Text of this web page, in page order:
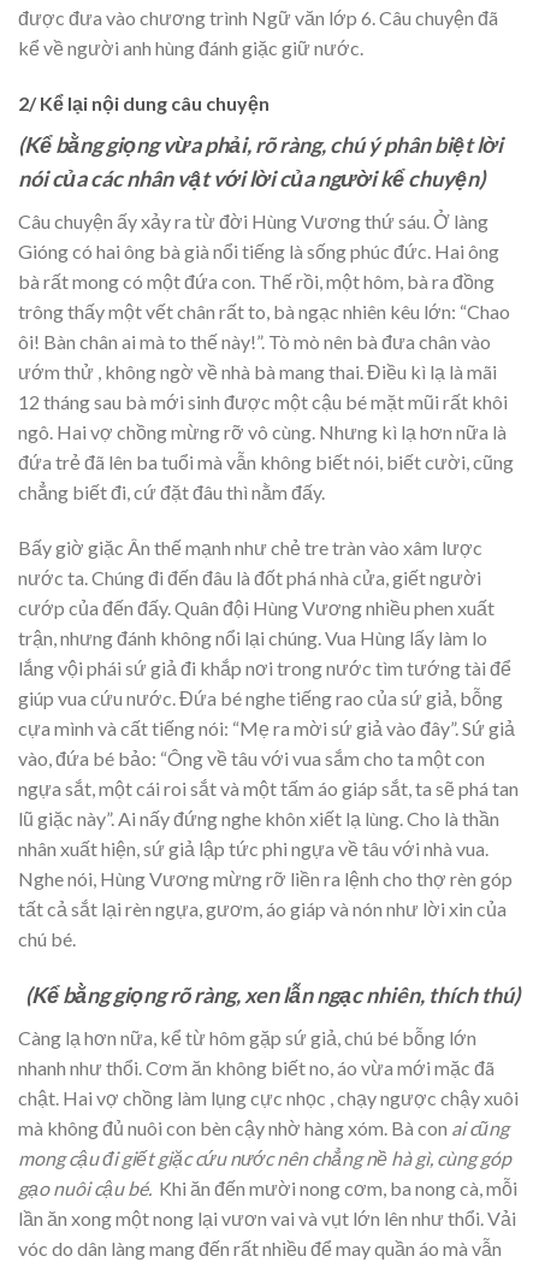
được đưa vào chương trình Ngữ văn lớp 6. Câu chuyện đã
kể về người anh hùng đánh giặc giữ nước.
2/ Kể lại nội dung câu chuyện
(Kể bằng giọngvừa phải,rõ ràng, chú ý phân biệt lời
nói của các nhân vật với lời của người kể chuyện)
Câu chuyện ấy xảy ra từ đời Hùng Vương thứ sáu. Ở làng
Gióng có hai ông bà già nổi tiếng là sống phúc đức. Hai ông
bà rất mong có một đứa con. Thế rồi, một hôm, bà ra đồng
trông thấy một vết chân rất to, bà ngạc nhiên kêu lớn: “Chao
ôi! Bàn chân ai mà to thế này!”. Tò mò nên bà đưa chân vào
ướm thử , không ngờ về nhà bà mang thai. Điều kì lạ là mãi
12 tháng sau bà mới sinh được một cậu bé mặt mũi rất khôi
ngô. Hai vợ chồng mừng rỡ vô cùng. Nhưng kì lạ hơn nữa là
đứa trẻ đã lên ba tuổi mà vẫn không biết nói, biết cười, cũng
chẳng biết đi, cứ đặt đâu thì nằm đấy.
Bấy giờ giặc Ân thế mạnh như chẻ tre tràn vào xâm lược
nước ta. Chúng đi đến đâu là đốt phá nhà cửa, giết người
cướp của đến đấy. Quân đội Hùng Vương nhiều phen xuất
trận, nhưng đánh không nổi lại chúng. Vua Hùng lấy làm lo
lắng vội phái sứ giả đi khắp nơi trong nước tìm tướng tài để
giúp vua cứu nước. Đứa bé nghe tiếng rao của sứ giả, bỗng
cựa mình và cất tiếng nói: “Mẹ ra mời sứ giả vào đây”. Sứ giả
vào, đứa bé bảo: “Ông về tâu với vua sắm cho ta một con
ngựa sắt, một cái roi sắt và một tấm áo giáp sắt, ta sẽ phá tan
lũ giặc này”. Ai nấy đứng nghe khôn xiết lạ lùng. Cho là thần
nhân xuất hiện, sứ giả lập tức phi ngựa về tâu với nhà vua.
Nghe nói, Hùng Vương mừng rỡ liền ra lệnh cho thợ rèn góp
tất cả sắt lại rèn ngựa, gươm, áo giáp và nón như lời xin của
chú bé.
(Kể bằng giọng rõ ràng,xen lẫnngạc nhiên, thích thú)
Càng lạ hơn nữa, kể từ hôm gặp sứ giả, chú bé bỗng lớn
nhanh như thổi. Cơm ăn không biết no, áo vừa mới mặc đã
chật. Hai vợ chồng làm lụng cực nhọc , chạy ngược chậy xuôi
mà không đủ nuôi con bèn cậy nhờ hàng xóm. Bà con ai cũng
mong cậu đi giết giặc cứu nước nên chẳng nề hà gì, cùng góp
gạo nuôi cậu bé. Khi ăn đến mười nong cơm, ba nong cà, mỗi
lần ăn xong một nong lại vươn vai và vụt lớn lên như thổi. Vải
vóc do dân làng mang đến rất nhiều để may quần áo mà vẫn